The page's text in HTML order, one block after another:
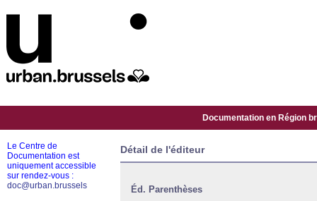
Documentation en Région
Détail de l'éditeur
Éd. Parenthèses
Le Centre de
Documentation est
uniquement accessible
sur rendez-vous :
doc@urban.brussels